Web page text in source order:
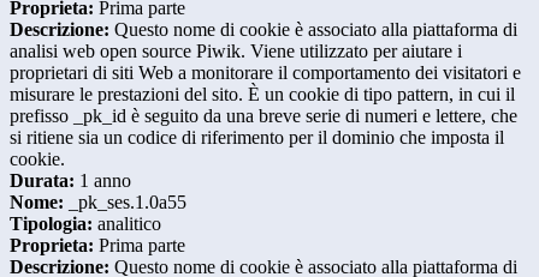
Proprieta: Prima parte
Descrizione: Questo nome di cookie è associato alla piattaforma di
analisi web open source Piwik. Viene utilizzato per aiutare i
proprietari di siti Web a monitorare il comportamento dei visitatori e
misurare le prestazioni del sito. È un cookie di tipo pattern, in cui il
prefisso _pk_id è seguito da una breve serie di numeri e lettere, che
si ritiene sia un codice di riferimento per il dominio che imposta il
cookie.
Durata: 1 anno
Nome: _pk_ses.1.0a55
Tipologia: analitico
Proprieta: Prima parte
Descrizione: Questo nome di cookie è associato alla piattaforma di